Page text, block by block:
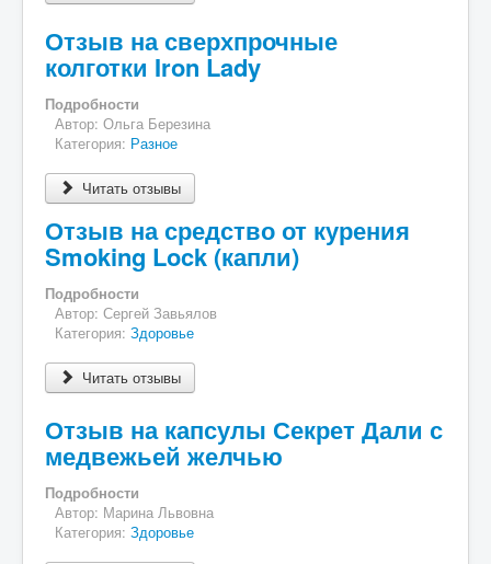
Отзыв на сверхпрочные
колготки Iron Lady
Подробности
Автор: Ольга Березина
Категория: Разное
Читать отзывы
Отзыв на средство от курения
Smoking Lock (капли)
Подробности
Автор: Сергей Завьялов
Категория: Здоровье
Читать отзывы
Отзыв на капсулы Секрет Дали с
медвежьей желчью
Подробности
Автор: Марина Львовна
Категория: Здоровье